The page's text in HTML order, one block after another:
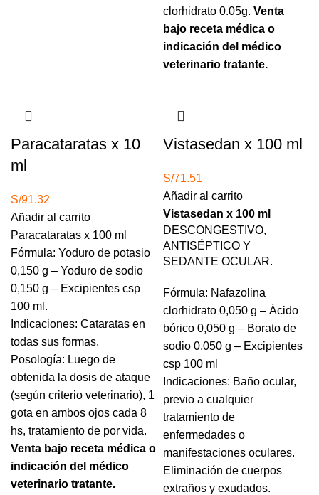
clorhidrato 0.05g. Venta
bajo receta médica o
indicación del médico
veterinario tratante.
Paracataratas x 10
ml
S/91.32
Añadir al carrito
Paracataratas x 100 ml
Fórmula: Yoduro de potasio
0,150 g – Yoduro de sodio
0,150 g – Excipientes csp
100 ml.
Indicaciones: Cataratas en
todas sus formas.
Posología: Luego de
obtenida la dosis de ataque
(según criterio veterinario), 1
gota en ambos ojos cada 8
hs, tratamiento de por vida.
Venta bajo receta médica o
indicación del médico
veterinario tratante.
Vistasedan x 100 ml
S/71.51
Añadir al carrito
Vistasedan x 100 ml
DESCONGESTIVO,
ANTISÉPTICO Y
SEDANTE OCULAR.
Fórmula: Nafazolina
clorhidrato 0,050 g – Ácido
bórico 0,050 g – Borato de
sodio 0,050 g – Excipientes
csp 100 ml
Indicaciones: Baño ocular,
previo a cualquier
tratamiento de
enfermedades o
manifestaciones oculares.
Eliminación de cuerpos
extraños y exudados.